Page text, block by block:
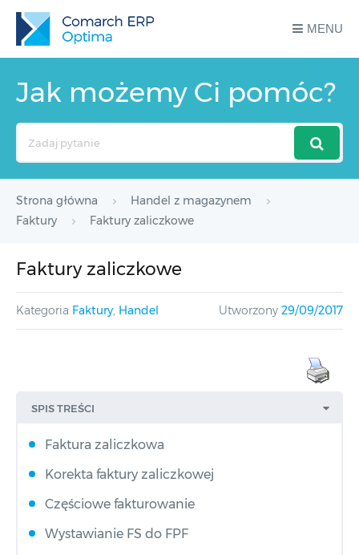
MENU
Jak możemy Ci pomóc?
Strona główna
Handel z magazynem
Faktury
Faktury zaliczkowe
Faktury zaliczkowe
Kategoria Faktury, Handel Utworzony 29/09/2017
SPIS TREŚCI
Faktura zaliczkowa
Korekta faktury zaliczkowej
Częściowe fakturowanie
Wystawianie FS do FPF